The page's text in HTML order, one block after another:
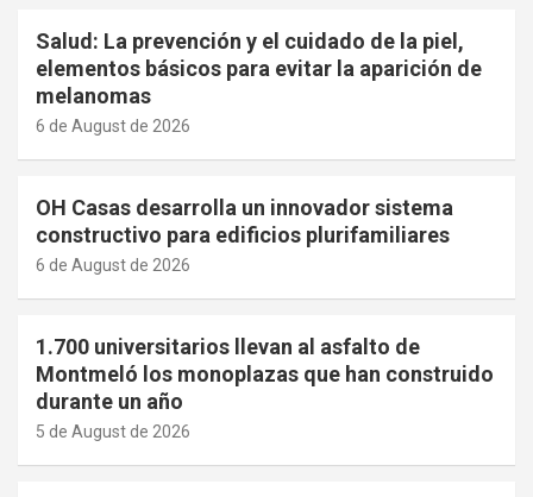
Salud: La prevención y el cuidado de la piel,
elementos básicos para evitar la aparición de
melanomas
6 de August de 2026
OH Casas desarrolla un innovador sistema
constructivo para edificios plurifamiliares
6 de August de 2026
1.700 universitarios llevan al asfalto de
Montmeló los monoplazas que han construido
durante un año
5 de August de 2026